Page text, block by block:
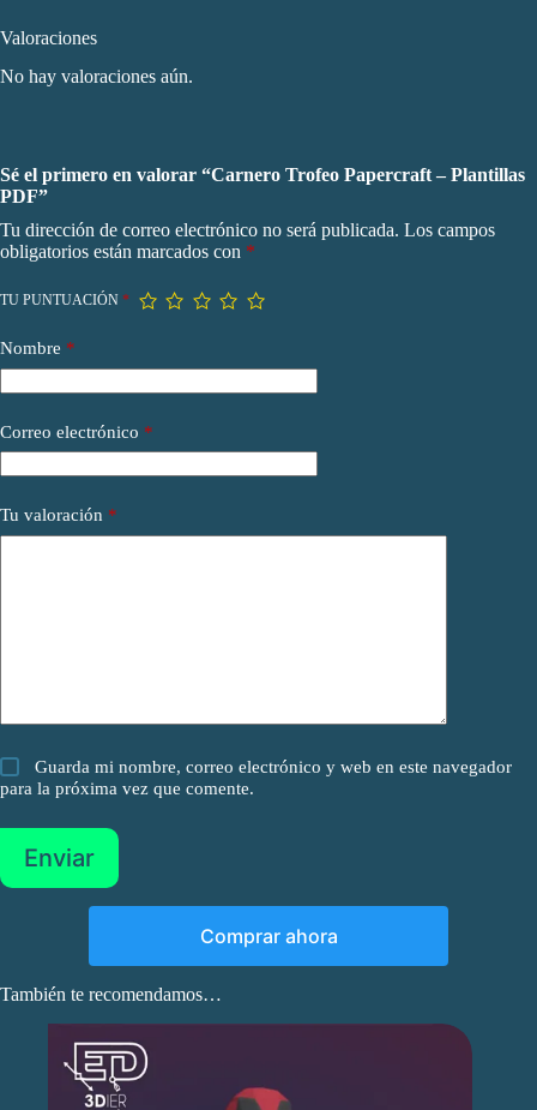
Valoraciones
No hay valoraciones aún.
Sé el primero en valorar “Carnero Trofeo Papercraft – Plantillas
PDF”
Tu dirección de correo electrónico no será publicada. Los campos
obligatorios están marcados con *
TU PUNTUACIÓN *
Nombre *
Correo electrónico *
Tu valoración *
Guarda mi nombre, correo electrónico y web en este navegador
para la próxima vez que comente.
Enviar
Comprar ahora
También te recomendamos…